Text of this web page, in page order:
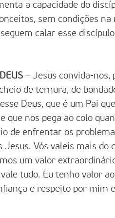
a capacidade do
sem condições
calar esse
– Jesus convida-nos,
de ternura, de
Deus, que é um Pai
que nos pega ao colo
de enfrentar os
Jesus. Vós valeis mais do
um valor
tudo. Eu tenho valor
e respeito por mim